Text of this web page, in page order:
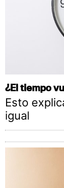
¿El tiempo
Esto
igual